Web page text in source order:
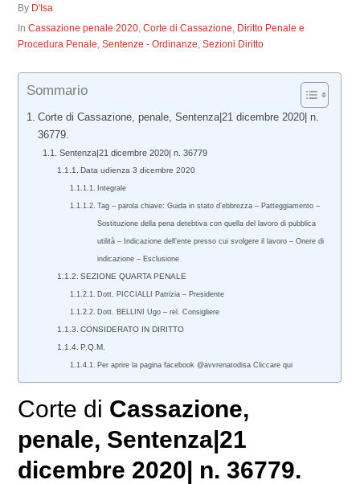
By D'Isa
InCassazione penale 2020,Corte di Cassazione, Diritto Penale e
Procedura Penale,Sentenze - Ordinanze,Sezioni Diritto
Sommario
Corte di Cassazione, penale, Sentenza|21 dicembre 2020| n.
36779.
Sentenza|21 dicembre 2020| n. 36779
Data udienza 3 dicembre 2020
Integrale
Tag – parola chiave: Guida in stato d’ebbrezza – Patteggiamento –
Sostituzione della pena detebtiva con quella del lavoro di pubblica
utilità – Indicazione dell’ente presso cui svolgere il lavoro – Onere di
indicazione – Esclusione
SEZIONE QUARTA PENALE
Dott. PICCIALLI Patrizia – Presidente
Dott. BELLINI Ugo – rel. Consigliere
CONSIDERATO IN DIRITTO
P.Q.M.
Per aprire la pagina facebook @avvrenatodisa Cliccare qui
Corte di Cassazione,
penale, Sentenza|21
dicembre 2020| n. 36779.